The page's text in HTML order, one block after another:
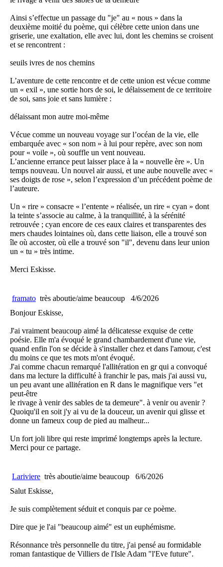
Ainsi s’effectue un passage du "je" au « nous » dans la
deuxième moitié du poème, qui célèbre cette union dans une
griserie, une exaltation, elle avec lui, dont les chemins se croisent
et se rencontrent :
seuils ivres de nos chemins
L’aventure de cette rencontre et de cette union est vécue comme
un « exil », une sortie hors de soi, le délaissement de ce territoire
de soi, sans joie et sans lumière :
délaissant mon autre moi-même
Vécue comme un nouveau voyage sur l’océan de la vie, elle
embarquée avec « son nom » à lui pour repère, avec son nom
pour « voile », où souffle un vent nouveau.
L’ancienne errance peut laisser place à la « nouvelle ère ». Un
temps nouveau. Un nouvel air aussi, et une aube nouvelle avec «
ses doigts de rose », selon l’expression d’un précédent poème de
l’auteure.
Un « rire » consacre « l’entente » réalisée, un rire « cyan » dont
la teinte s’associe au calme, à la tranquillité, à la sérénité
retrouvée ; cyan encore de ces eaux claires et transparentes des
mers chaudes lointaines où, dans cette liaison, elle a trouvé son
île où accoster, où elle a trouvé son "il", devenu dans leur union
un « tu » très intime.
Merci Eskisse.
framato très aboutie/aime beaucoup
4/6/2026
Bonjour Eskisse,
J'ai vraiment beaucoup aimé la délicatesse exquise de cette
poésie. Elle m'a évoqué le grand chambardement d'une vie,
quand enfin l'on se décide à s'installer chez et dans l'amour, c'est
du moins ce que tes mots m'ont évoqué.
J'ai comme chacun remarqué l'allitération en gr qui a convoqué
dans ma lecture la difficulté à franchir le pas, mais j'ai aussi vu,
un peu avant une allitération en R dans le magnifique vers "et
peut-être
le rivage à venir des sables de ta demeure". à venir ou avenir ?
Quoiqu'il en soit j'y ai vu de la douceur, un avenir qui glisse et
donne un fameux coup de pied au malheur...
Un fort joli libre qui reste imprimé longtemps après la lecture.
Merci pour ce partage.
Lariviere très aboutie/aime beaucoup
6/6/2026
Salut Eskisse,
Je suis complètement séduit et conquis par ce poème.
Dire que je l'ai "beaucoup aimé" est un euphémisme.
Résonnance très personnelle du titre, j'ai pensé au formidable
roman fantastique de Villiers de l'Isle Adam "l'Eve future".